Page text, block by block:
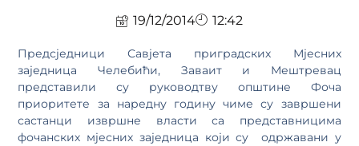
19/12/2014 12:42
Предсједници Савјета приградских Мјесних
заједница Челебићи, Заваит и Мештревац
представили су руководтву општине Фоча
приоритете за наредну годину чиме су завршени
састанци извршне власти са представницима
фочанских мјесних заједница који су одржавани у